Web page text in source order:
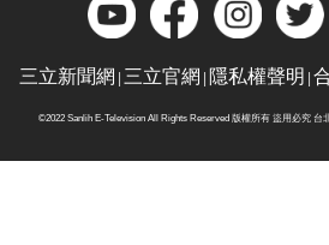
三立新聞網 三立官網 隱私權聲明
©2022 Sanlih E-Television All Rights Reserved 版權所有 盜用必究 台